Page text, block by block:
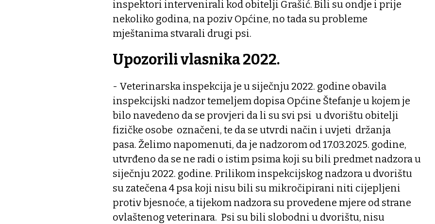
inspektori intervenirali kod obitelji Grašić. Bili su ondje i prije
nekoliko godina, na poziv Općine, no tada su probleme
mještanima stvarali drugi psi.
Upozorili vlasnika 2022.
- Veterinarska inspekcija je u siječnju 2022. godine obavila
inspekcijski nadzor temeljem dopisa Općine Štefanje u kojem je
bilo navedeno da se provjeri da li su svi psi u dvorištu obitelji
fizičke osobe označeni, te da se utvrdi način i uvjeti držanja
pasa. Želimo napomenuti, da je nadzorom od 17.03.2025. godine,
utvrđeno da se ne radi o istim psima koji su bili predmet nadzora u
siječnju 2022. godine. Prilikom inspekcijskog nadzora u dvorištu
su zatečena 4 psa koji nisu bili su mikročipirani niti cijepljeni
protiv bjesnoće, a tijekom nadzora su provedene mjere od strane
ovlaštenog veterinara. Psi su bili slobodni u dvorištu, nisu